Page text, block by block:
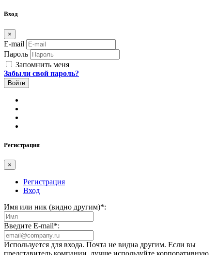
Вход
×
E-mail
Пароль
Запомнить меня
Забыли свой пароль?
Регистрация
×
Регистрация
Вход
Имя или ник (видно другим)*:
Введите E-mail*:
Используется для входа. Почта не видна другим. Если вы
представитель компании, лучше используйте корпоративную